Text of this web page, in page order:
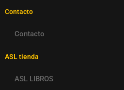
Contacto
Contacto
ASL tienda
ASL LIBROS